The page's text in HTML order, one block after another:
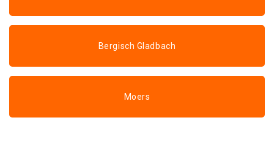
Bergisch Gladbach
Moers